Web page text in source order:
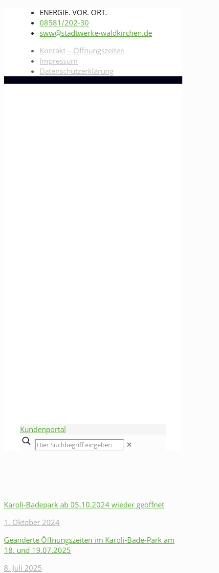
ENERGIE. VOR. ORT.
08581/202-30
sww@stadtwerke-waldkirchen.de
Kontakt – Öffnungszeiten
Impressum
Datenschutzerklärung
Kundenportal
✕
Karoli-Badepark ab 05.10.2024 wieder geöffnet
1. Oktober 2024
Geänderte Öffnungszeiten im Karoli-Bade-Park am
18. und 19.07.2025
8. Juli 2025